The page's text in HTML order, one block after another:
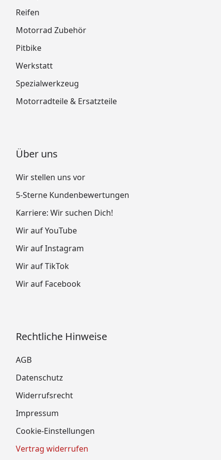
Reifen
Motorrad Zubehör
Pitbike
Werkstatt
Spezialwerkzeug
Motorradteile & Ersatzteile
Über uns
Wir stellen uns vor
5-Sterne Kundenbewertungen
Karriere: Wir suchen Dich!
Wir auf YouTube
Wir auf Instagram
Wir auf TikTok
Wir auf Facebook
Rechtliche Hinweise
AGB
Datenschutz
Widerrufsrecht
Impressum
Cookie-Einstellungen
Vertrag widerrufen